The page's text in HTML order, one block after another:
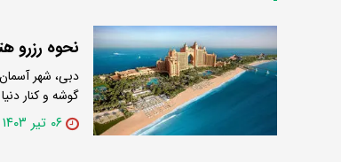
نحوه رزرو
دبی، شهر
گوشه و کنار
۰۶ تیر ۱۴۰۳